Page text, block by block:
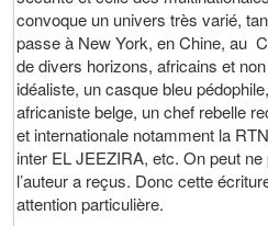
convoque un univers très varié,
passe à New York, en Chine, au
de divers horizons, africains et
idéaliste, un casque bleu
africaniste belge, un chef rebelle
et internationale notamment la
inter EL JEEZIRA, etc. On peut
l’auteur a reçus. Donc cette
attention particulière.